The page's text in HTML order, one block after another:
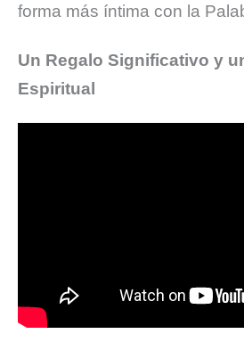
forma más íntima con la
Un Regalo Significativo y
Espiritual